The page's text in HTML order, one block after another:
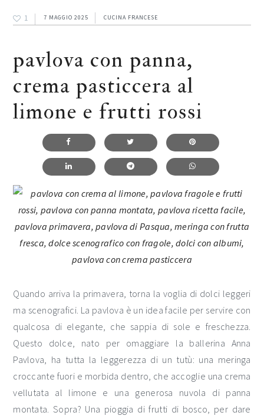
1 7 MAGGIO 2025 CUCINA FRANCESE
pavlova con panna,
crema pasticcera al
limone e frutti rossi
Quando arriva la primavera, torna la voglia di dolci leggeri
ma scenografici. La pavlova è un idea facile per servire con
qualcosa di elegante, che sappia di sole e freschezza.
Questo dolce, nato per omaggiare la ballerina Anna
Pavlova, ha tutta la leggerezza di un tutù: una meringa
croccante fuori e morbida dentro, che accoglie una crema
vellutata al limone e una generosa nuvola di panna
montata. Sopra? Una pioggia di frutti di bosco, per dare